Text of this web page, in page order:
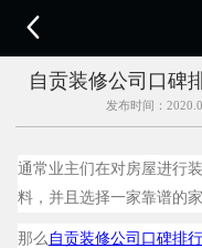

自贡装修公司口碑
发布时间：
通常业主们在对房屋进行
料，并且选择一家靠谱的
那么 自贡装修公司口碑排